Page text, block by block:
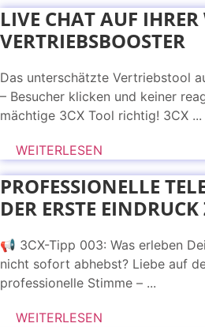
LIVE CHAT AUF IHRER
VERTRIEBSBOOSTER
Das unterschätzte Vertriebstool
– Besucher klicken und keiner
mächtige 3CX Tool richtig! 3CX ...
WEITERLESEN
PROFESSIONELLE
DER ERSTE
📢 3CX-Tipp 003: Was erleben
nicht sofort abhebst? Liebe auf
professionelle Stimme – ...
WEITERLESEN